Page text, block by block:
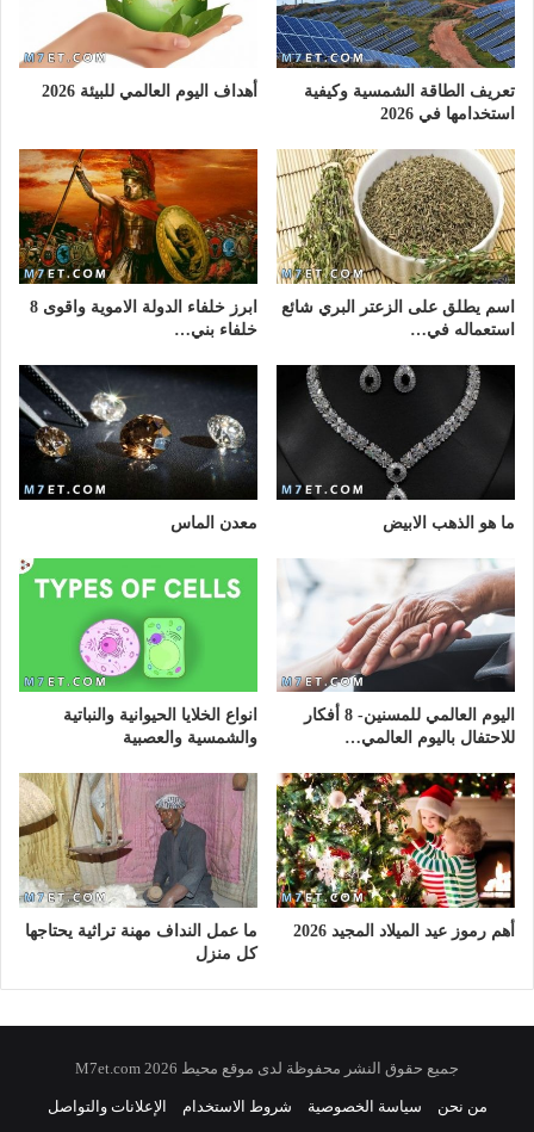
تعريف الطاقة الشمسية وكيفية
استخدامها في 2026
أهداف اليوم العالمي للبيئة 2026
اسم يطلق على الزعتر البري شائع
استعماله في…
ابرز خلفاء الدولة الاموية واقوى 8
خلفاء بني…
ما هو الذهب الابيض معدن الماس
اليوم العالمي للمسنين- 8 أفكار
للاحتفال باليوم العالمي…
انواع الخلايا الحيوانية والنباتية
والشمسية والعصبية
أهم رموز عيد الميلاد المجيد 2026
ما عمل النداف مهنة تراثية يحتاجها
كل منزل
جميع حقوق النشر محفوظة لدى موقع محيط 2026 M7et.com
من نحن سياسة الخصوصية شروط الاستخدام الإعلانات والتواصل